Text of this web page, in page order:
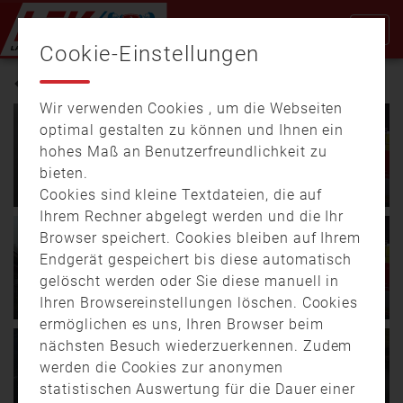
BERUFSFEUERWEHR
10.04.14:40
00:41
Regensburg: Feuer im
Recyclinghof
Zu einem Einsatz musste
die Feuerwehr
Donnerstagabend in
Regensburg ausrücken. …
21.02.10:14
Berufsfeuerwehr
Hitze, Rauch und große
Verantwortung – für
Feuerwehrmänner ist der
Alltag. Wir …
20.02.16:31
01:42
Großbrand in der Innenstadt
Feuerwehreinsatz heute
Vormittag in der Münchner
Innenstadt: In der …
28.01. 18:30
25:53
Miteinander bei der
Berufsfeuerwehr Ingolstadt
Hitze, Rauch und große
Feuerwehrmänner ist der
…
20.01.17:50
05:35
Gefahr im Wasser –
Eiskalte Rettung aus dem
16.01.18:15
06:15
Gefahr im Wasser – a.tv-
Reporter übt mit der
Berufsfeuerwehr Augsburg
Cookie-Einstellungen
Wir verwenden Cookies , um die Webseiten
optimal gestalten zu können und Ihnen ein
hohes Maß an Benutzerfreundlichkeit zu
bieten.
Cookies sind kleine Textdateien, die auf
Ihrem Rechner abgelegt werden und die Ihr
Browser speichert. Cookies bleiben auf Ihrem
Endgerät gespeichert bis diese automatisch
gelöscht werden oder Sie diese manuell in
Ihren Browsereinstellungen löschen. Cookies
ermöglichen es uns, Ihren Browser beim
nächsten Besuch wiederzuerkennen. Zudem
werden die Cookies zur anonymen
statistischen Auswertung für die Dauer einer